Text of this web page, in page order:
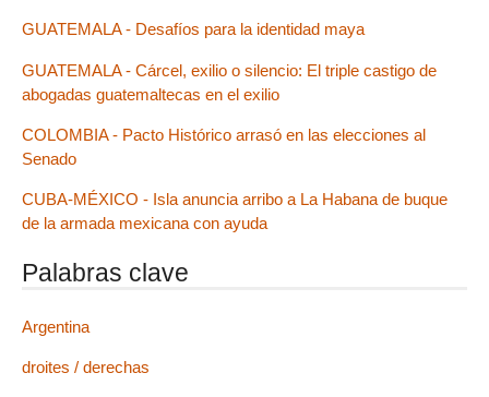
GUATEMALA - Desafíos para la identidad maya
GUATEMALA - Cárcel, exilio o silencio: El triple castigo de
abogadas guatemaltecas en el exilio
COLOMBIA - Pacto Histórico arrasó en las elecciones al
Senado
CUBA-MÉXICO - Isla anuncia arribo a La Habana de buque
de la armada mexicana con ayuda
Palabras clave
Argentina
droites / derechas